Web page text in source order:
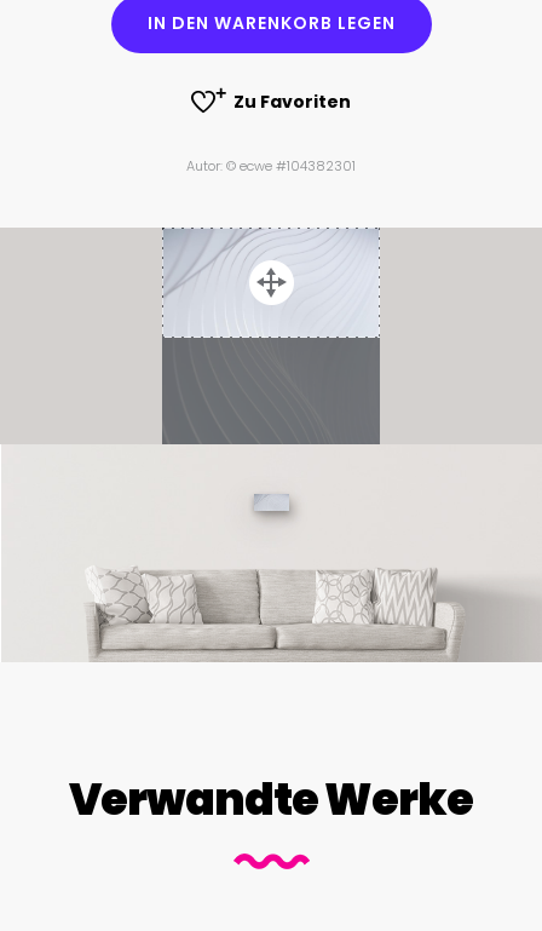
IN DEN WARENKORB LEGEN
Zu Favoriten
Autor: © ecwe #104382301
Verwandte Werke